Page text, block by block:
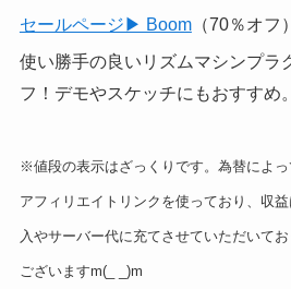
セールページ▶ Boom（70％オフ
使い勝手の良いリズムマシンプラ
フ！デモやスケッチにもおすすめ
※値段の表示はざっくりです。為替によっ
アフィリエイトリンクを使っており、収
入やサーバー代に充てさせていただいて
ございますm(_ _)m